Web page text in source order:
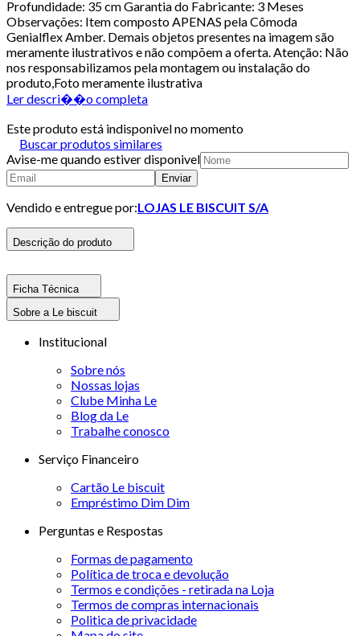
Profundidade: 35 cm Garantia do Fabricante: 3 Meses
Observações: Item composto APENAS pela Cômoda
Genialflex Amber. Demais objetos presentes na imagem são
meramente ilustrativos e não compõem a oferta. Atenção: Não
nos responsabilizamos pela montagem ou instalação do
produto,Foto meramente ilustrativa
Ler descri��o completa
Este produto está indisponivel no momento
Buscar produtos similares
Avise-me quando estiver disponivel
Enviar
Vendido e entregue por:LOJAS LE BISCUIT S/A
Descrição do produto
Ficha Técnica
Sobre a Le biscuit
Institucional
Sobre nós
Nossas lojas
Clube Minha Le
Blog da Le
Trabalhe conosco
Serviço Financeiro
Cartão Le biscuit
Empréstimo Dim Dim
Perguntas e Respostas
Formas de pagamento
Política de troca e devolução
Termos e condições - retirada na Loja
Termos de compras internacionais
Politica de privacidade